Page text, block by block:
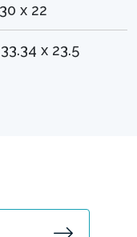
x 22
x 23.5